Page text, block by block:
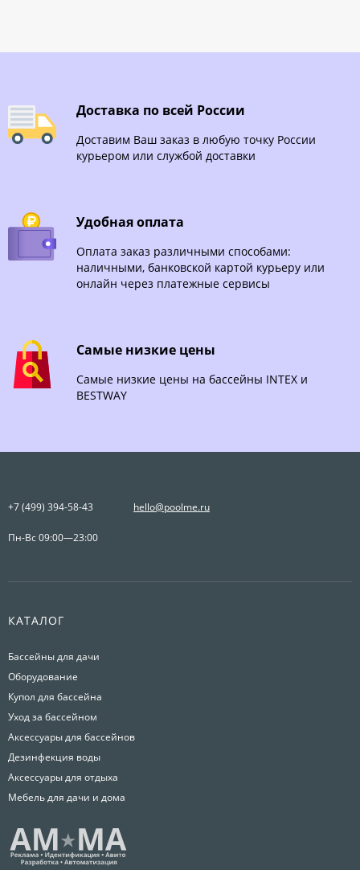
Доставка по всей России
Доставим Ваш заказ в любую точку России
курьером или службой доставки
Удобная оплата
Оплата заказ различными способами:
наличными, банковской картой курьеру или
онлайн через платежные сервисы
Самые низкие цены
Самые низкие цены на бассейны INTEX и
BESTWAY
+7 (499) 394-58-43 hello@poolme.ru
Пн-Вс 09:00—23:00
КАТАЛОГ
Бассейны для дачи
Оборудование
Купол для бассейна
Уход за бассейном
Аксессуары для бассейнов
Дезинфекция воды
Аксессуары для отдыха
Мебель для дачи и дома